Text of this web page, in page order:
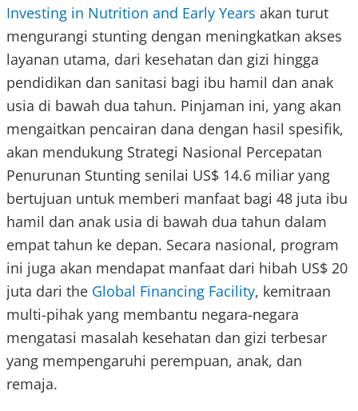
Investing in Nutrition and Early Years akan turut
mengurangi stunting dengan meningkatkan akses
layanan utama, dari kesehatan dan gizi hingga
pendidikan dan sanitasi bagi ibu hamil dan anak
usia di bawah dua tahun. Pinjaman ini, yang akan
mengaitkan pencairan dana dengan hasil spesifik,
akan mendukung Strategi Nasional Percepatan
Penurunan Stunting senilai US$ 14.6 miliar yang
bertujuan untuk memberi manfaat bagi 48 juta ibu
hamil dan anak usia di bawah dua tahun dalam
empat tahun ke depan. Secara nasional, program
ini juga akan mendapat manfaat dari hibah US$ 20
juta dari the Global Financing Facility, kemitraan
multi-pihak yang membantu negara-negara
mengatasi masalah kesehatan dan gizi terbesar
yang mempengaruhi perempuan, anak, dan
remaja.